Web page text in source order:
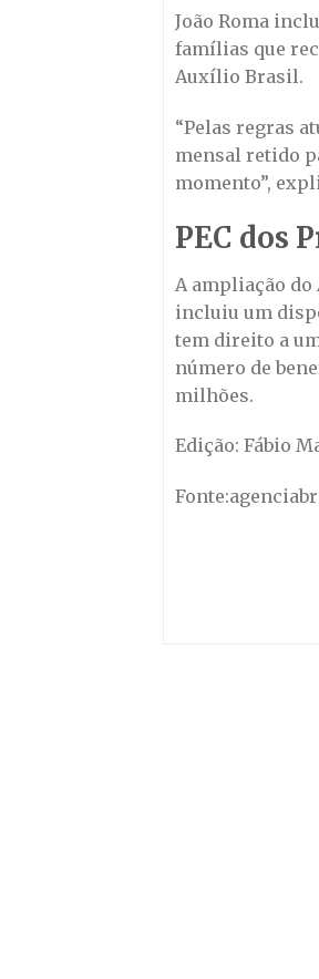
João Roma
famílias que
Auxílio Brasil.
“Pelas regras
mensal retido
momento”,
PEC dos
A ampliação
incluiu um
tem direito a
número de
milhões.
Edição: Fábio